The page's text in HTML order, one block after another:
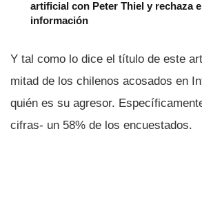
artificial con Peter Thiel y rechaza
información
Y tal como lo dice el tí­tulo de este
mitad de los chilenos acosados en
quién es su agresor.
cifras- un 58% de los encuestados.